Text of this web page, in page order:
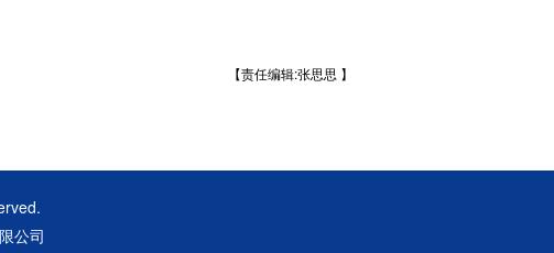
【责任编辑:张思思 】
公司